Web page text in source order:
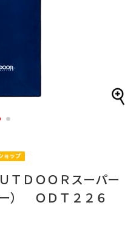
2
ＴＤＯＯＲスーパー
） ＯＤＴ２２６